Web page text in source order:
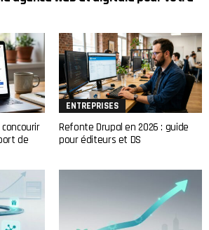
de
ENTREPRISES
Refonte Drupal en 2026 : guide
pour éditeurs et DS